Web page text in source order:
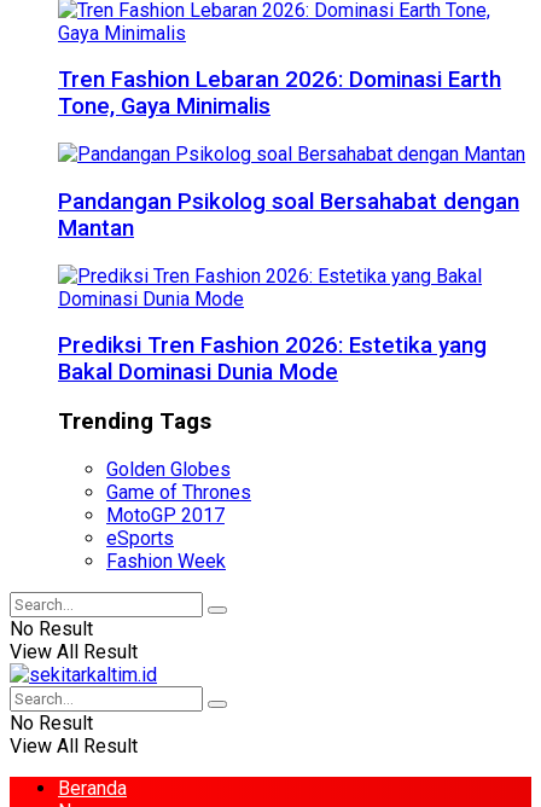
Tren Fashion Lebaran 2026: Dominasi Earth
Tone, Gaya Minimalis
Pandangan Psikolog soal Bersahabat dengan
Mantan
Prediksi Tren Fashion 2026: Estetika yang
Bakal Dominasi Dunia Mode
Trending Tags
Golden Globes
Game of Thrones
MotoGP 2017
eSports
Fashion Week
No Result
View All Result
No Result
View All Result
Beranda